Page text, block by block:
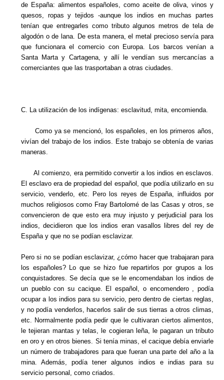
de España: alimentos españoles, como aceite de oliva, vinos y
quesos, ropas y tejidos -aunque los indios en muchas partes
tenían que entregarles como tributo algunos metros de tela de
algodón o de lana. De esta manera, el metal precioso servía para
que funcionara el comercio con Europa. Los barcos venían a
Santa Marta y Cartagena, y allí le vendían sus mercancías a
comerciantes que las trasportaban a otras ciudades.
C. La utilización de los indígenas: esclavitud, mita, encomienda.
Como ya se mencionó, los españoles, en los primeros años,
vivían del trabajo de los indios. Este trabajo se obtenía de varias
maneras.
Al comienzo, era permitido convertir a los indios en esclavos.
El esclavo era de propiedad del español, que podía utilizarlo en su
servicio, venderlo, etc. Pero los reyes de España, influidos por
muchos religiosos como Fray Bartolomé de las Casas y otros, se
convencieron de que esto era muy injusto y perjudicial para los
indios, decidieron que los indios eran vasallos libres del rey de
España y que no se podían esclavizar.
Pero si no se podían esclavizar, ¿cómo hacer que trabajaran para
los españoles? Lo que se hizo fue repartirlos por grupos a los
conquistadores. Se decía que se le encomendaban los indios de
un pueblo con su cacique. El español, o encomendero , podía
ocupar a los indios para su servicio, pero dentro de ciertas reglas,
y no podía venderlos, hacerlos salir de sus tierras a otros climas,
etc. Normalmente podía pedir que le cultivaran ciertos alimentos,
le tejieran mantas y telas, le cogieran leña, le pagaran un tributo
en oro y en otros bienes. Si tenía minas, el cacique debía enviarle
un número de trabajadores para que fueran una parte del año a la
mina. Además, podía tener algunos indios e indias para su
servicio personal, como criados.